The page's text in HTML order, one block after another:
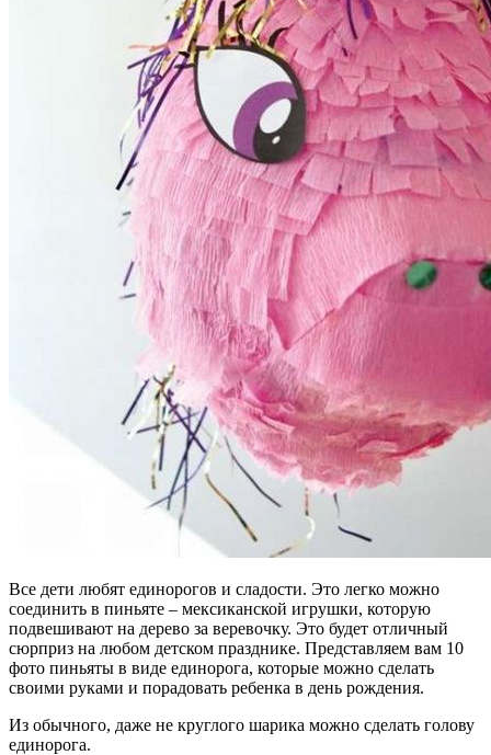
Все дети любят единорогов и сладости. Это легко можно
соединить в пиньяте – мексиканской игрушки, которую
подвешивают на дерево за веревочку. Это будет отличный
сюрприз на любом детском празднике. Представляем вам 10
фото пиньяты в виде единорога, которые можно сделать
своими руками и порадовать ребенка в день рождения.
Из обычного, даже не круглого шарика можно сделать голову
единорога.